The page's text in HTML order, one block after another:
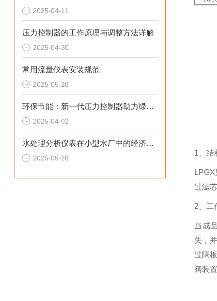
2025-04-11
压力控制器的工作原理与调整方法详解
2025-04-30
常用流量仪表安装规范
2025-05-28
环保节能：新一代压力控制器助力绿色制造
2025-04-02
水处理分析仪表在小型水厂中的经济性分析
2025-05-28
1 、结
LPGX
过滤
2 、
当成
失，
过隔
阀装